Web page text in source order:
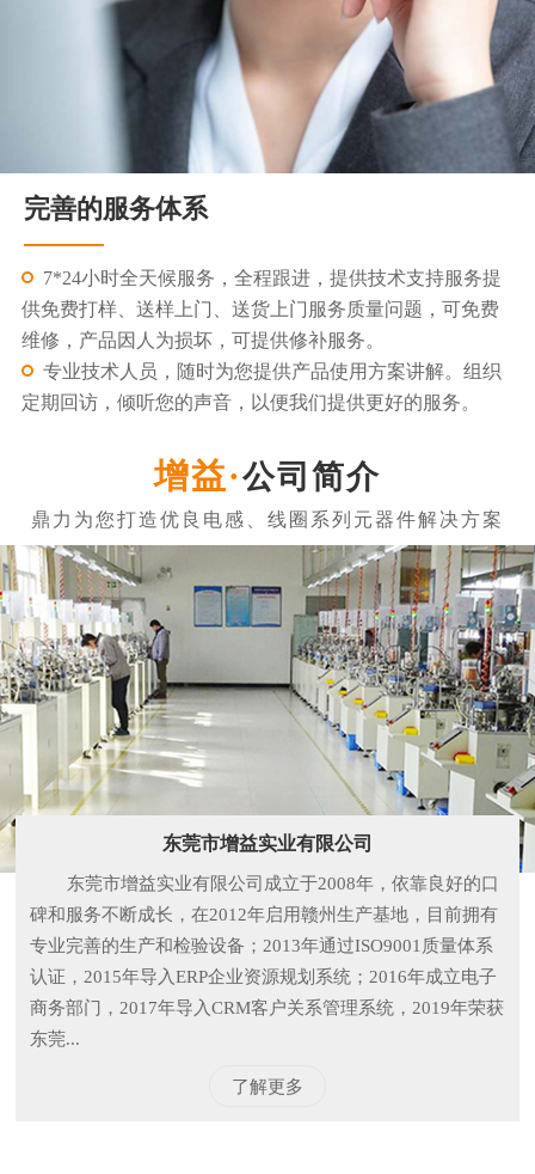
完善的服务体系
7*24小时全天候服务，全程跟进，提供技术支持服务提
供免费打样、送样上门、送货上门服务质量问题，可免费
维修，产品因人为损坏，可提供修补服务。
专业技术人员，随时为您提供产品使用方案讲解。组织
定期回访，倾听您的声音，以便我们提供更好的服务。
公司简介
东莞市增益实业有限公司
东莞市增益实业有限公司成立于2008年，依靠良好的口
碑和服务不断成长，在2012年启用赣州生产基地，目前拥有
专业完善的生产和检验设备；2013年通过ISO9001质量体系
认证，2015年导入ERP企业资源规划系统；2016年成立电子
商务部门，2017年导入CRM客户关系管理系统，2019年荣获
东莞...
了解更多